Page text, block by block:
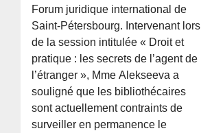
Forum juridique international de
Saint-Pétersbourg. Intervenant lors
de la session intitulée « Droit et
pratique : les secrets de l’agent de
l’étranger », Mme Alekseeva a
souligné que les bibliothécaires
sont actuellement contraints de
surveiller en permanence le